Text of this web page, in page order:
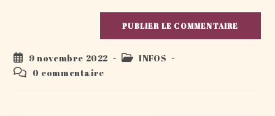
Publication
publiée :
9 novembre 2022
PostINFOS
Commentaires
0 commentaire